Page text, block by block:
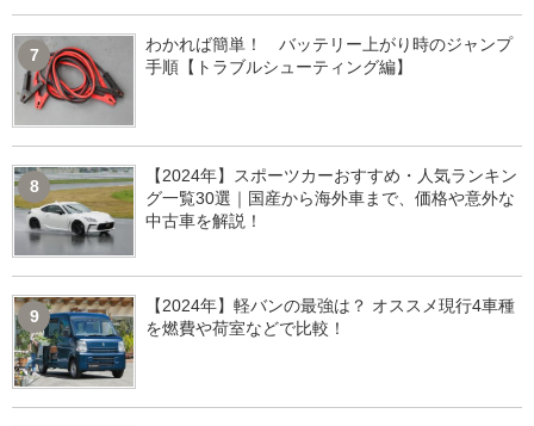
7
わかれば簡単！ バッテリー上がり時のジャンプ
手順【トラブルシューティング編】
8
【2024年】スポーツカーおすすめ・人気ランキン
グ一覧30選｜国産から海外車まで、価格や意外な
中古車を解説！
9
【2024年】軽バンの最強は？ オススメ現行4車種
を燃費や荷室などで比較！